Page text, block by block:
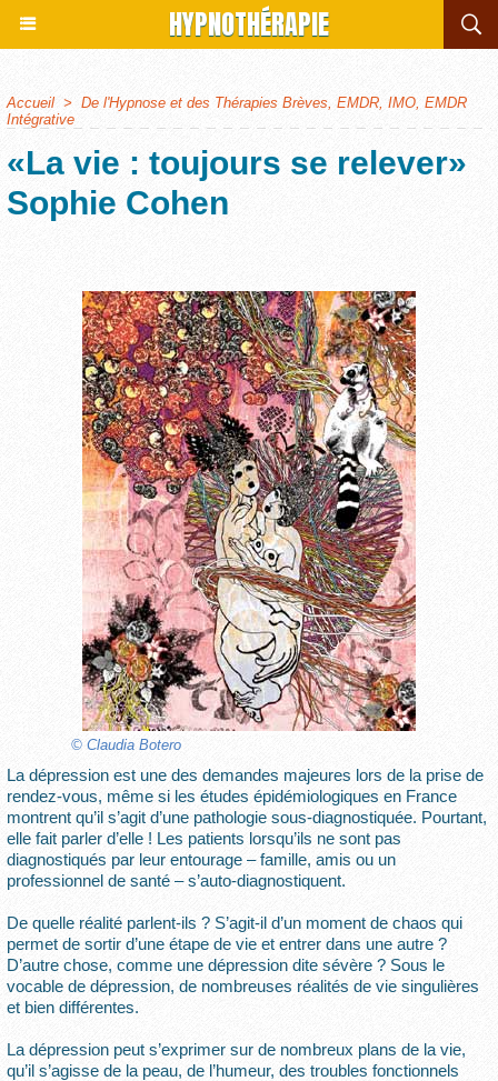
HYPNOTHÉRAPIE
Accueil > De l'Hypnose et des Thérapies Brèves, EMDR, IMO, EMDR
Intégrative
«La vie : toujours se relever»
Sophie Cohen
© Claudia Botero
La dépression est une des demandes majeures lors de la prise de
rendez-vous, même si les études épidémiologiques en France
montrent qu’il s’agit d’une pathologie sous-diagnostiquée. Pourtant,
elle fait parler d’elle ! Les patients lorsqu’ils ne sont pas
diagnostiqués par leur entourage – famille, amis ou un
professionnel de santé – s’auto-diagnostiquent.
De quelle réalité parlent-ils ? S’agit-il d’un moment de chaos qui
permet de sortir d’une étape de vie et entrer dans une autre ?
D’autre chose, comme une dépression dite sévère ? Sous le
vocable de dépression, de nombreuses réalités de vie singulières
et bien différentes.
La dépression peut s’exprimer sur de nombreux plans de la vie,
qu’il s’agisse de la peau, de l’humeur, des troubles fonctionnels